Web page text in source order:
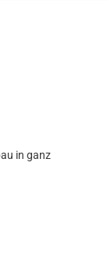
in ganz